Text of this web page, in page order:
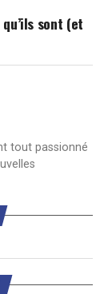
sont (et
tout passionné